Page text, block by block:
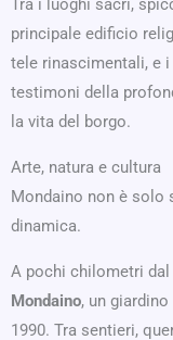
Tra i luoghi sacri,
principale edificio
tele rinascimentali, e
testimoni della
la vita del borgo.
Arte, natura e cultura
Mondaino non è solo
dinamica.
A pochi chilometri
Mondaino, un
1990. Tra sentieri,